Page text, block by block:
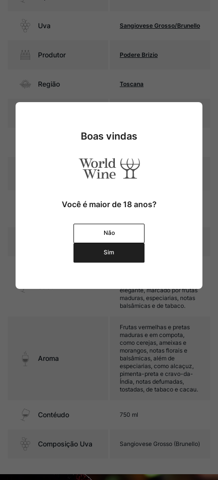
Uva Sangiovese Grosso/Brunello
Produtor Podere Brizio
Região Toscana
Rubi intenso com reflexos
Graduação Alcóoli
14,0%
Amadurecimento
48 meses em bottis de
carvalho francês sem tosta e
Temperatura 16ºC – 18ºC
elegante, marcado por frutas
maduras, especiarias, notas
balsâmicas e de tabaco.
Aroma
Frutas vermelhas e pretas
maduras e em compota,
como cerejas, ameixas e
morangos, notas florais e
balsâmicas, além de
especiarias, como alcaçuz,
pimenta-preta e cravo-da-
Índia, notas defumadas,
tostadas, de tabaco e cacau.
Contéudo 750 ml
Composição Uva Sangiovese Grosso (Brunello)
Boas vindas
Você é maior de 18 anos?
Não
Sim